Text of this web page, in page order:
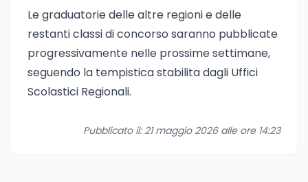
Le graduatorie delle altre regioni e delle
restanti classi di concorso saranno pubblicate
progressivamente nelle prossime settimane,
seguendo la tempistica stabilita dagli Uffici
Scolastici Regionali.
Pubblicato il: 21 maggio 2026 alle ore 14:23